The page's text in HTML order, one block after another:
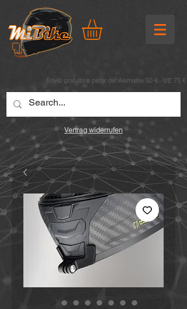
Envío gratuito a partir de: Alemania 50 € · UE 75 €
Vertrag widerrufen